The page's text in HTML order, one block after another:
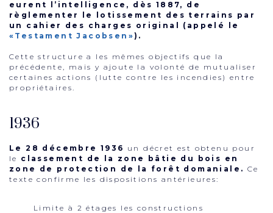
eurent l’intelligence, dès 1887, de
règlementer le lotissement des terrains par
un cahier des charges original (appelé le
«Testament Jacobsen»).
Cette structure a les mêmes objectifs que la
précédente, mais y ajoute la volonté de mutualiser
certaines actions (lutte contre les incendies) entre
propriétaires.
1936
Le 28 décembre 1936 un décret est obtenu pour
le classement de la zone bâtie du bois en
zone de protection de la forêt domaniale. Ce
texte confirme les dispositions antérieures:
Limite à 2 étages les constructions